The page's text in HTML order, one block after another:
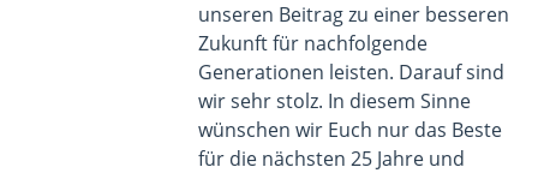
unseren Beitrag zu einer besseren
Zukunft für nachfolgende
Generationen leisten. Darauf sind
wir sehr stolz. In diesem Sinne
wünschen wir Euch nur das Beste
für die nächsten 25 Jahre und